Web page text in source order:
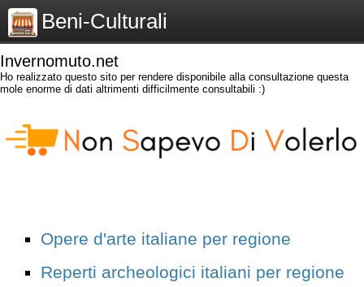
Beni-Culturali
Invernomuto.net
Ho realizzato questo sito per rendere disponibile alla consultazione questa
mole enorme di dati altrimenti difficilmente consultabili :)
Opere d'arte italiane per regione
Reperti archeologici italiani per regione